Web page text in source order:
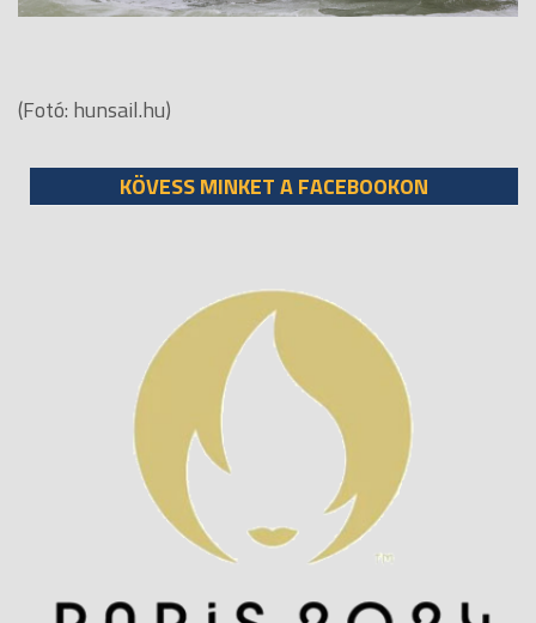
(Fotó: hunsail.hu)
KÖVESS MINKET A FACEBOOKON